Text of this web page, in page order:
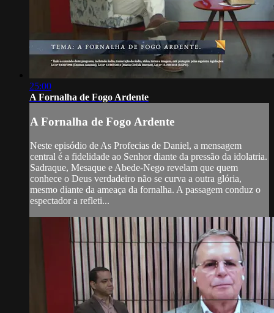
25:00
A Fornalha de Fogo Ardente
A Fornalha de Fogo Ardente
Neste episódio de As Profecias de Daniel, a mensagem
central é a fidelidade ao Senhor diante da pressão da idolatria.
Sadraque, Mesaque e Abede-Nego revelam que quem
conhece o Deus verdadeiro não se curva a outra glória,
mesmo diante da ameaça da fornalha. A passagem conduz o
espectador a refleti...